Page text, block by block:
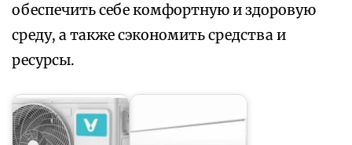
обеспечить себе комфортную и здоровую
среду, а также сэкономить средства и
ресурсы.